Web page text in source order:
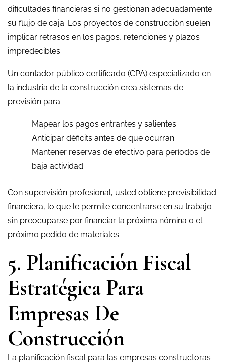
dificultades financieras si no gestionan adecuadamente
su flujo de caja. Los proyectos de construcción suelen
implicar retrasos en los pagos, retenciones y plazos
impredecibles.
Un contador público certificado (CPA) especializado en
la industria de la construcción crea sistemas de
previsión para:
Mapear los pagos entrantes y salientes.
Anticipar déficits antes de que ocurran.
Mantener reservas de efectivo para períodos de
baja actividad.
Con supervisión profesional, usted obtiene previsibilidad
financiera, lo que le permite concentrarse en su trabajo
sin preocuparse por financiar la próxima nómina o el
próximo pedido de materiales.
5. Planificación Fiscal
Estratégica Para
Empresas De
Construcción
La planificación fiscal para las empresas constructoras